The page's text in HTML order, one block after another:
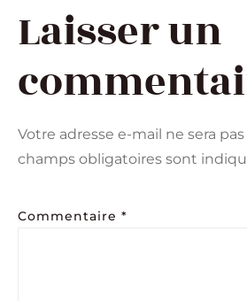
Laisser un
Votre adresse e-mail ne sera
champs obligatoires sont
Commentaire *